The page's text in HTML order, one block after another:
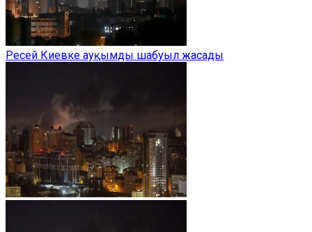
Ресей Киевке ауқымды шабуыл жасады